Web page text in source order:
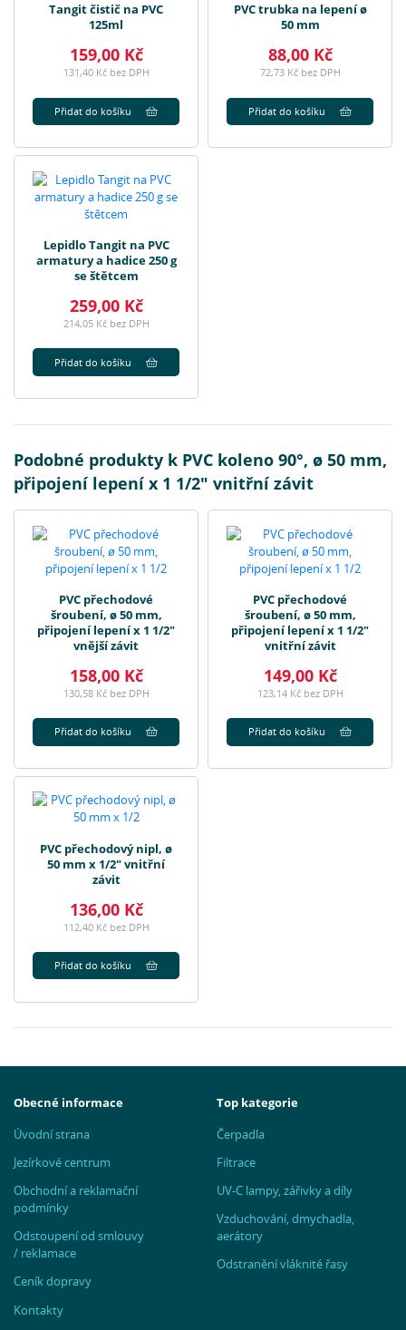
Tangit čistič na PVC
125ml
159,00 Kč
131,40 Kč bez DPH
Přidat do košíku
PVC trubka na lepení ø
50 mm
88,00 Kč
72,73 Kč bez DPH
Přidat do košíku
Lepidlo Tangit na PVC
armatury a hadice 250 g
se štětcem
259,00 Kč
214,05 Kč bez DPH
Přidat do košíku
Podobné produkty k PVC koleno 90°, ø 50 mm,
připojení lepení x 1 1/2" vnitřní závit
PVC přechodové
šroubení, ø 50 mm,
připojení lepení x 1 1/2"
vnější závit
158,00 Kč
130,58 Kč bez DPH
Přidat do košíku
PVC přechodové
šroubení, ø 50 mm,
připojení lepení x 1 1/2"
vnitřní závit
149,00 Kč
123,14 Kč bez DPH
Přidat do košíku
PVC přechodový nipl, ø
50 mm x 1/2" vnitřní
závit
136,00 Kč
112,40 Kč bez DPH
Přidat do košíku
Obecné informace
Úvodní strana
Jezírkové centrum
Obchodní a reklamační
podmínky
Odstoupení od smlouvy
/ reklamace
Ceník dopravy
Kontakty
Top kategorie
Čerpadla
Filtrace
UV-C lampy, zářivky a díly
Vzduchování, dmychadla,
aerátory
Odstranění vláknité řasy